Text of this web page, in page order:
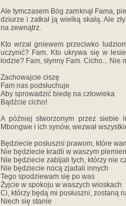
Ale tymczasem Bóg zamknął Fama,
dziurze i zatkał ją wielką skałą. Ale
na zewnątrz.
Kto wrzał gniewem przeciwko
uczynić? Fam. Kto ukrywa się w
łodzie? Fam, słynny Fam. Cicho... Nie
Zachowajcie ciszę
Fam nas podsłuchuje
Aby sprowadzić biedę na człowieka
Bądźcie cicho!
A później stworzonym przez siebie
Mbongwe i ich synów, wezwał
Będziecie posłuszni prawom, które
Nie będziecie kradli w waszym
Nie będziecie zabijali tych, którzy nie
Nie będziecie nocą zjadali innych
Tego spodziewam się po was
Żyjcie w spokoju w waszych wioskach
Ci, którzy będą mi posłuszni, zostaną
Niech się stanie